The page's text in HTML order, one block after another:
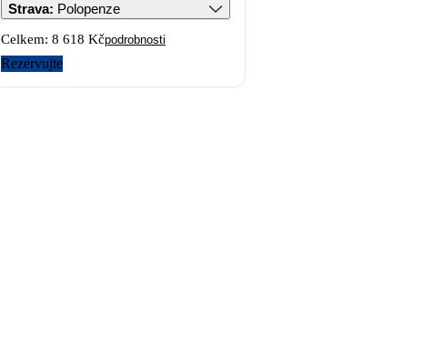
Strava: Polopenze
Celkem: 8 618 Kčpodrobnosti
Rezervujte